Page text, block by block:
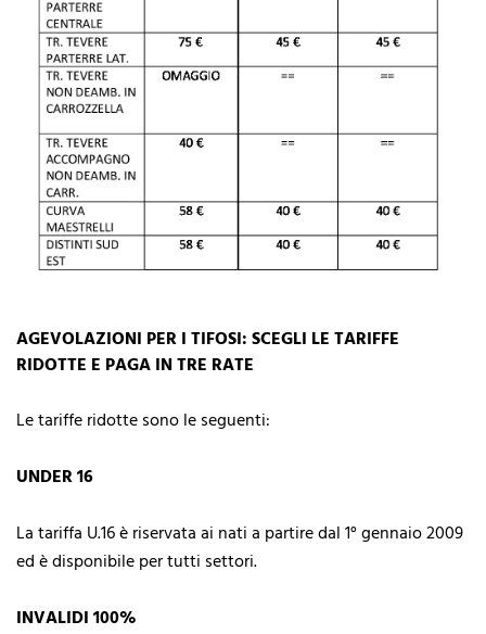
AGEVOLAZIONI PER I TIFOSI: SCEGLI LE TARIFFE
RIDOTTE E PAGA IN TRE RATE
Le tariffe ridotte sono le seguenti:
UNDER 16
La tariffa U.16 è riservata ai nati a partire dal 1° gennaio 2009
ed è disponibile per tutti settori.
INVALIDI 100%